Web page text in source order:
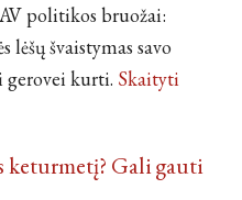
politikos bruožai:
švaistymas savo
kurti. Skaityti
keturmetį? Gali gauti